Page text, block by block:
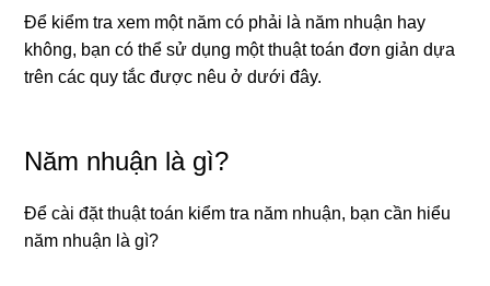
Để kiểm tra xem một năm có phải là năm nhuận hay
không, bạn có thể sử dụng một thuật toán đơn giản dựa
trên các quy tắc được nêu ở dưới đây.
Năm nhuận là gì?
Để cài đặt thuật toán kiểm tra năm nhuận, bạn cần hiểu
năm nhuận là gì?